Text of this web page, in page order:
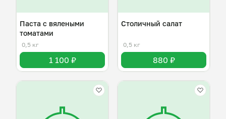
Паста с вялеными
томатами
0,5 кг
1 100 ₽
Столичный салат
0,5 кг
880 ₽